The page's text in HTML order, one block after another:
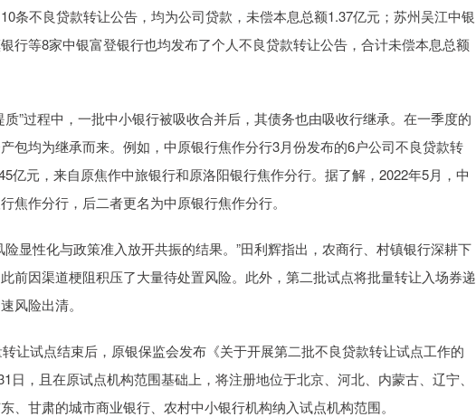
条不良贷款转让公告，均为公司贷款，未偿本息总额1.37亿元；苏州吴江中银
行等8家中银富登银行也均发布了个人不良贷款转让公告，合计未偿本息总额
”过程中，一批中小银行被吸收合并后，其债务也由吸收行继承。在一季度的
包均为继承而来。例如，中原银行焦作分行3月份发布的6户公司不良贷款转
亿元，来自原焦作中旅银行和原洛阳银行焦作分行。据了解，2022年5月，中
焦作分行，后二者更名为中原银行焦作分行。
显性化与政策准入放开共振的结果。”田利辉指出，农商行、村镇银行深耕下
前因渠道梗阻积压了大量待处置风险。此外，第二批试点将批量转让入场券递
风险出清。
让试点结束后，原银保监会发布《关于开展第二批不良贷款转让试点工作的
日，且在原试点机构范围基础上，将注册地位于北京、河北、内蒙古、辽宁、
、甘肃的城市商业银行、农村中小银行机构纳入试点机构范围。